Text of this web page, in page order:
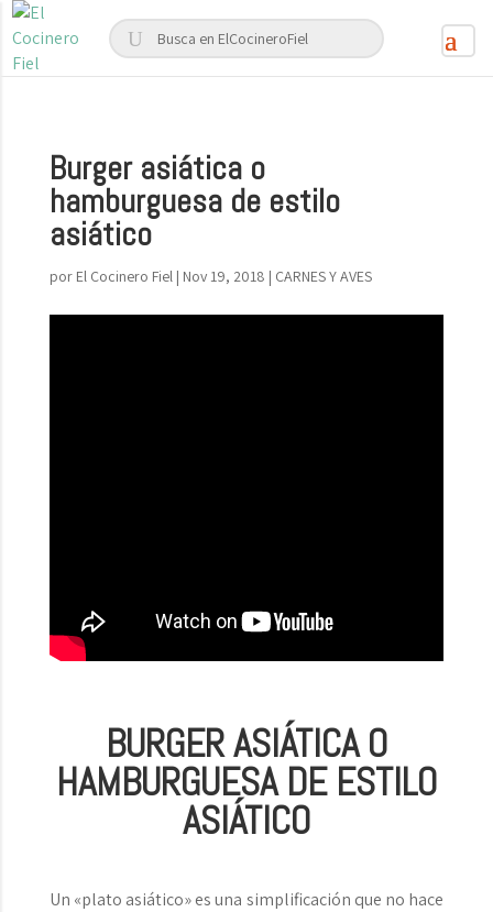
Burger asiática o
hamburguesa de estilo
asiático
por El Cocinero Fiel| Nov 19, 2018 | CARNES Y AVES
BURGER ASIÁTICA O
HAMBURGUESA DE ESTILO
ASIÁTICO
Un «plato asiático» es una simplificación que no hace